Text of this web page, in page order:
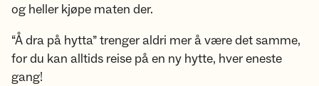
og heller kjøpe maten der.
“Å dra på hytta” trenger aldri mer å være det samme,
for du kan alltids reise på en ny hytte, hver eneste
gang!